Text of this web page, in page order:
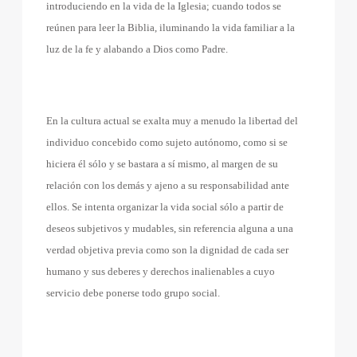
introduciendo en la vida de la Iglesia; cuando todos se
reúnen para leer la Biblia, iluminando la vida familiar a la
luz de la fe y alabando a Dios como Padre.
En la cultura actual se exalta muy a menudo la libertad del
individuo concebido como sujeto autónomo, como si se
hiciera él sólo y se bastara a sí mismo, al margen de su
relación con los demás y ajeno a su responsabilidad ante
ellos. Se intenta organizar la vida social sólo a partir de
deseos subjetivos y mudables, sin referencia alguna a una
verdad objetiva previa como son la dignidad de cada ser
humano y sus deberes y derechos inalienables a cuyo
servicio debe ponerse todo grupo social.